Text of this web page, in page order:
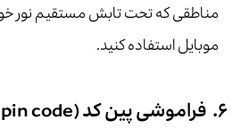
مناطقی که تحت تابش مستقیم نور
موبایل استفاده کنید.
۶. فراموشی پین کد (pin code)